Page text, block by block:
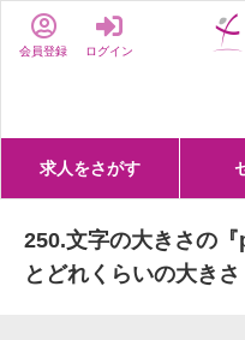
会員登録 ログイン
求人をさがす
詳細条件からさがす
求人特集からさがす
セミナーをさがす
クリエイティブNEXT
クリエイターズファーム
e-ラーニング
Fellows Creative Academy
企業研修
お役立ち情報一覧
聞くは一時、聞かぬは一生
クリエイターのお仕事図鑑
クリエイターの声
企業様向けお役立ち情報
250.文字の大きさの
とどれくらいの大きさ